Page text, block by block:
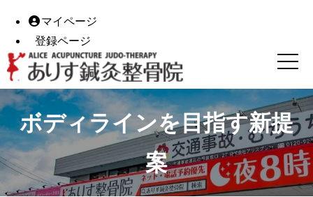
マイページ
登録ページ
ボディラインを目指す新提案｜ありす鍼灸整骨院｜香川県
ボディラインを目指す新提
案